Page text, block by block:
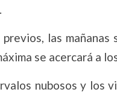
las mañanas
se acercará a
nubosos y los